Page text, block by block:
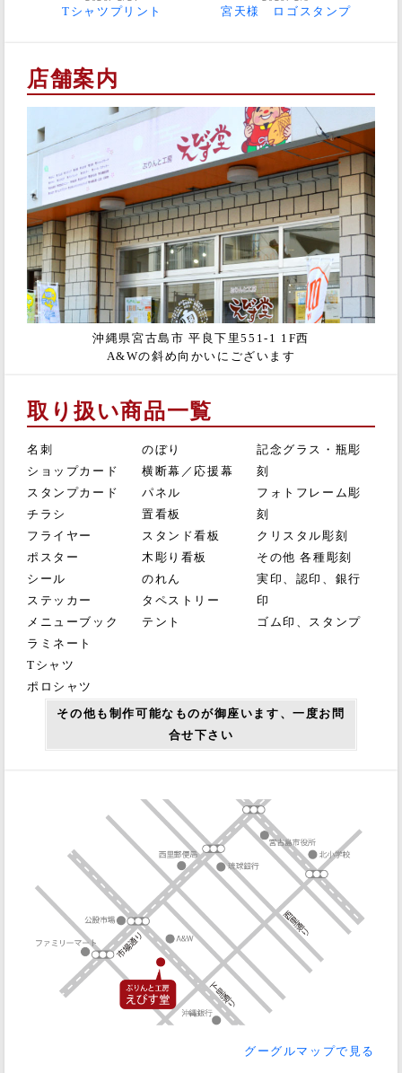
Tシャツプリント 宮天様 ロゴスタンプ
店舗案内
沖縄県宮古島市 平良下里551-1 1F西
A&Wの斜め向かいにございます
取り扱い商品一覧
名刺
ショップカード
スタンプカード
チラシ
フライヤー
ポスター
シール
ステッカー
メニューブック
ラミネート
Tシャツ
ポロシャツ
のぼり
横断幕／応援幕
パネル
置看板
スタンド看板
木彫り看板
のれん
タペストリー
テント
記念グラス・瓶彫
刻
フォトフレーム彫
刻
クリスタル彫刻
その他 各種彫刻
実印、認印、銀行
印
ゴム印、スタンプ
その他も制作可能なものが御座います、一度お問
合せ下さい
グーグルマップで見る